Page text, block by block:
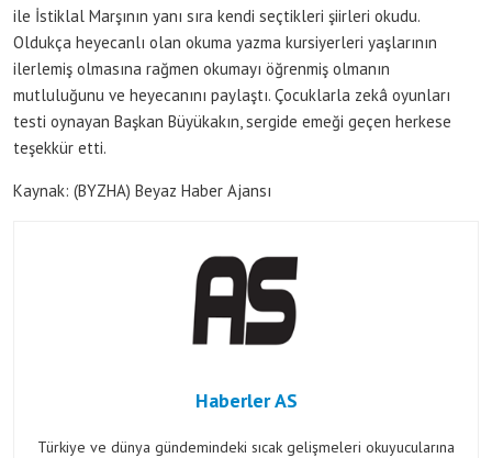
ile İstiklal Marşının yanı sıra kendi seçtikleri şiirleri okudu.
Oldukça heyecanlı olan okuma yazma kursiyerleri yaşlarının
ilerlemiş olmasına rağmen okumayı öğrenmiş olmanın
mutluluğunu ve heyecanını paylaştı. Çocuklarla zekâ oyunları
testi oynayan Başkan Büyükakın, sergide emeği geçen herkese
teşekkür etti.
Kaynak: (BYZHA) Beyaz Haber Ajansı
Haberler AS
Türkiye ve dünya gündemindeki sıcak gelişmeleri okuyucularına